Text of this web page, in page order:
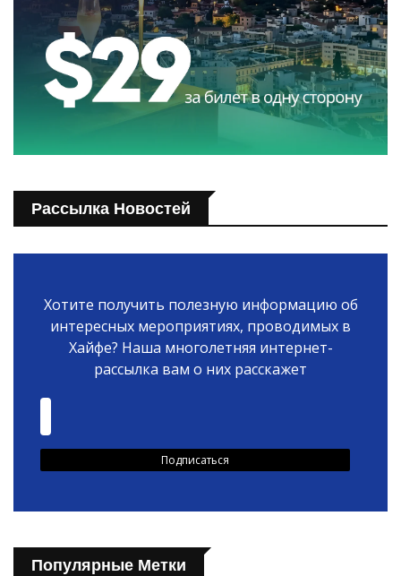
Рассылка Новостей
Хотите получить полезную информацию об
интересных мероприятиях, проводимых в
Хайфе? Наша многолетняя интернет-
рассылка вам о них расскажет
Популярные Метки